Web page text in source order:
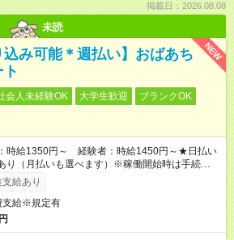
掲載日：2026.08.08
未読
NEW
込み可能＊週払い】おばあち
会人未経験OK 大学生歓迎
ブランクOK
時給1350円～ 経験者：時給1450円～★日払い
り（月払いも選べます）※稼働開始時は手続き完
いとなります。
給あり
支給※規定有